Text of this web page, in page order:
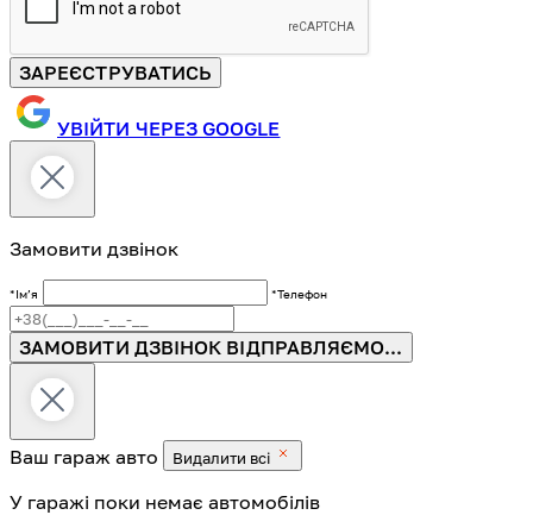
ЗАРЕЄСТРУВАТИСЬ
УВІЙТИ ЧЕРЕЗ GOOGLE
Замовити дзвінок
*Імʼя *Телефон
ЗАМОВИТИ ДЗВІНОК ВІДПРАВЛЯЄМО...
Ваш гараж авто Видалити всі
У гаражі поки немає автомобілів